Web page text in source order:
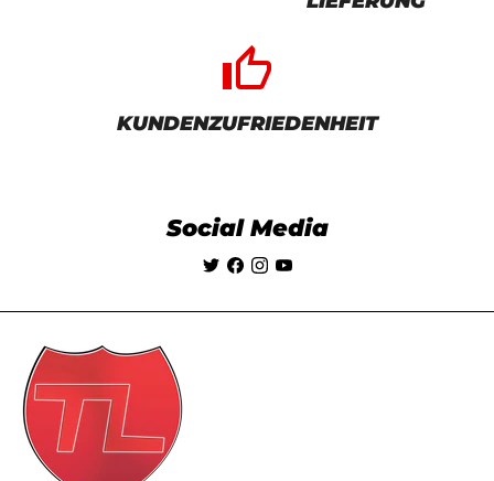
thumb_up_alt
KUNDENZUFRIEDENHEIT
Social Media